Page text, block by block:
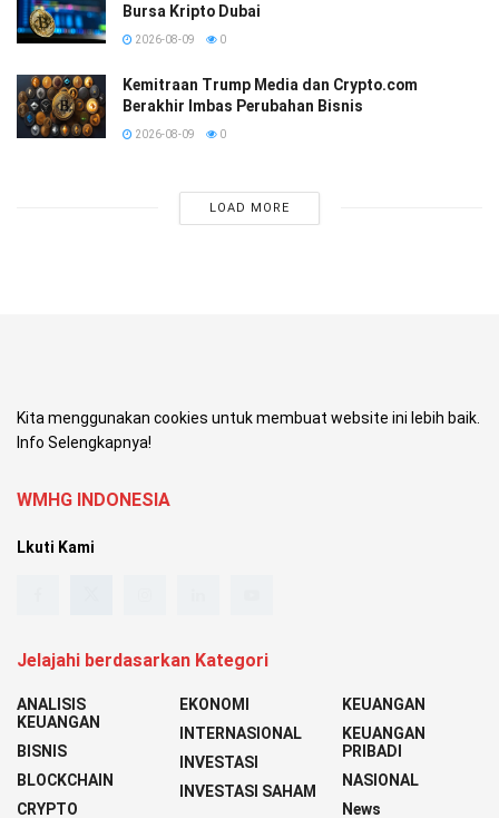
Bursa Kripto Dubai
2026-08-09 0
Kemitraan Trump Media dan Crypto.com
Berakhir Imbas Perubahan Bisnis
2026-08-09 0
LOAD MORE
Kita menggunakan cookies untuk membuat website ini lebih baik.
Info Selengkapnya!
WMHG INDONESIA
Lkuti Kami
Jelajahi berdasarkan Kategori
ANALISIS
KEUANGAN
BISNIS
BLOCKCHAIN
CRYPTO
EKONOMI
INTERNASIONAL
INVESTASI
INVESTASI SAHAM
KEUANGAN
KEUANGAN
PRIBADI
NASIONAL
News